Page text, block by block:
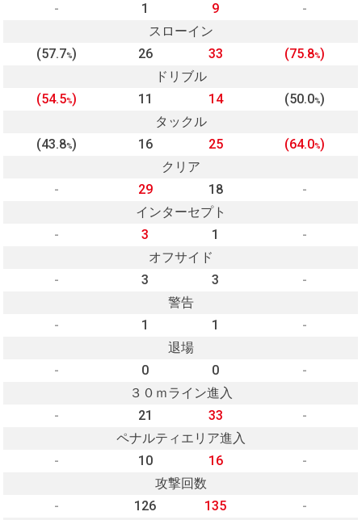
-
1 9
-
スローイン
(57.7%) 26 33 (75.8%)
ドリブル
(54.5%) 11 14 (50.0%)
タックル
(43.8%) 16 25 (64.0%)
クリア
-
29 18
-
インターセプト
-
3 1
-
オフサイド
-
3 3
-
警告
-
1 1
-
退場
-
0 0
-
３０ｍライン進入
-
21 33
-
ペナルティエリア進入
-
10 16
-
攻撃回数
-
126 135 -